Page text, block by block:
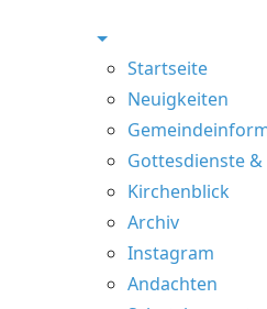
Startseite
Neuigkeiten
Gottesdienste
Kirchenblick
Archiv
Instagram
Andachten